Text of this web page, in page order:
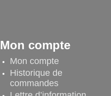
Mon compte
Mon compte
Historique de
commandes